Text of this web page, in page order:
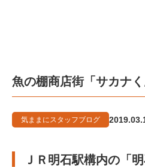
魚の棚商店街「サカナく
気ままにスタッフブログ
ＪＲ明石駅構内の「